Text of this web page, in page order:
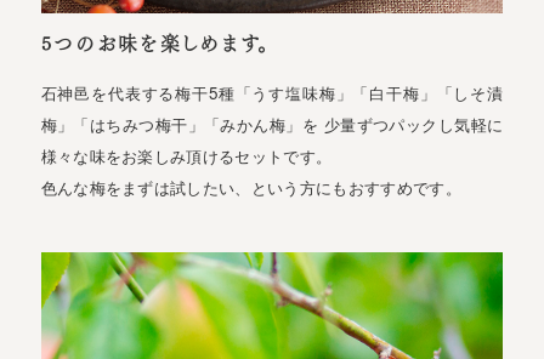
5つのお味を楽しめます。
石神邑を代表する梅干5種「うす塩味梅」「白干梅」「しそ漬
梅」「はちみつ梅干」「みかん梅」を 少量ずつパックし気軽に
様々な味をお楽しみ頂けるセットです。
色んな梅をまずは試したい、という方にもおすすめです。